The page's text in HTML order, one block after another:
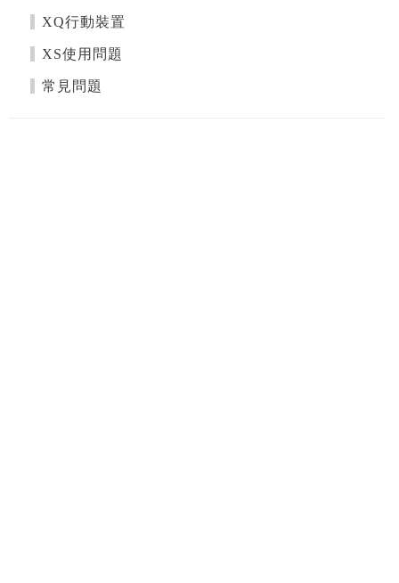
XQ行動裝置
XS使用問題
常見問題